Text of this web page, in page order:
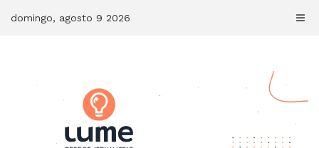
domingo, agosto 9 2026